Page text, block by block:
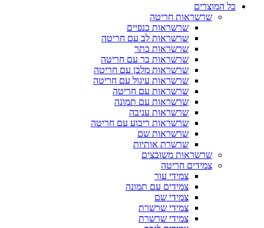
כל המוצרים
שרשראות חריטה
שרשראות כנפיים
שרשראות לב עם חריטה
שרשראות כתר
שרשראות בר עם חריטה
שרשראות מלבן עם חריטה
שרשראות עיגול עם חריטה
שרשראות עם חריטה
שרשראות עם תמונה
שרשראות עניבה
שרשראות ריבוע עם חריטה
שרשראות שם
שרשרת אותיות
שרשראות משובצים
צמידים חריטה
צמידי עור
צמידים עם תמונה
צמידי שם
צמידי שרשרת
צמידי שרשרת